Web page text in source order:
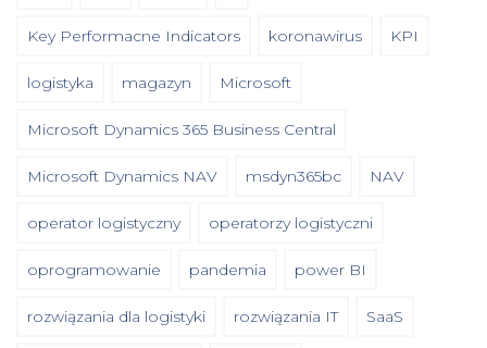
Key Performacne Indicators koronawirus KPI
logistyka magazyn Microsoft
Microsoft Dynamics 365 Business Central
Microsoft Dynamics NAV msdyn365bc NAV
operator logistyczny operatorzy logistyczni
oprogramowanie pandemia power BI
rozwiązania dla logistyki rozwiązania IT SaaS